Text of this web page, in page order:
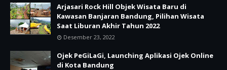
Arjasari Rock Hill Objek Wisata Baru di
Kawasan Banjaran Bandung, Pilihan Wisata
Saat Liburan Akhir Tahun 2022
Desember 23, 2022
Ojek PeGiLaGi, Launching Aplikasi Ojek Online
di Kota Bandung